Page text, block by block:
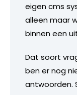
eigen cms
alleen maar
binnen een
Dat soort
ben er nog
antwoorden.